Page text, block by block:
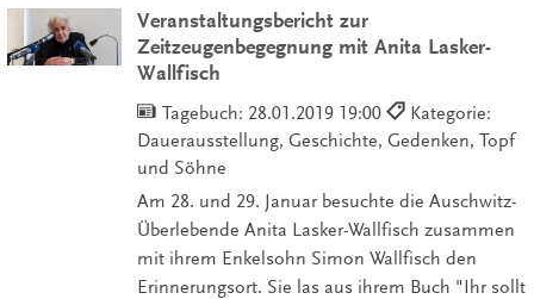
Veranstaltungsbericht zur
Zeitzeugenbegegnung mit Anita Lasker-
Wallfisch
Tagebuch: 28.01.2019 19:00
Kategorie:
Dauerausstellung, Geschichte, Gedenken, Topf
und Söhne
Am 28. und 29. Januar besuchte die Auschwitz-
Überlebende Anita Lasker-Wallfisch zusammen
mit ihrem Enkelsohn Simon Wallfisch den
Erinnerungsort. Sie las aus ihrem Buch "Ihr sollt